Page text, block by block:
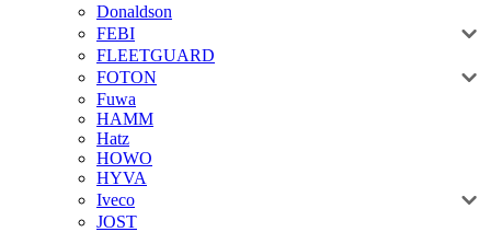
Donaldson
FEBI
FLEETGUARD
FOTON
Fuwa
HAMM
Hatz
HOWO
HYVA
Iveco
JOST